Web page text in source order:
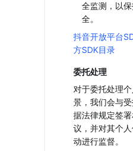
全监测，以
全。
抖音开放平台
方SDK目录
委托处理
对于委托处理
景，我们会与
据法律规定签
议，并对其个
动进行监督。